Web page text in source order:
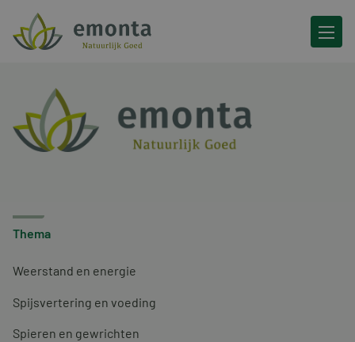
Ga naar de inhoud
Thema
Weerstand en energie
Spijsvertering en voeding
Spieren en gewrichten